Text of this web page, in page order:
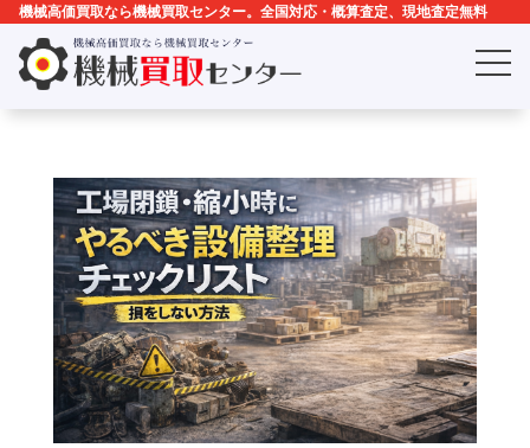
機械高価買取なら機械買取センター。全国対応・概算査定、現地査定無料